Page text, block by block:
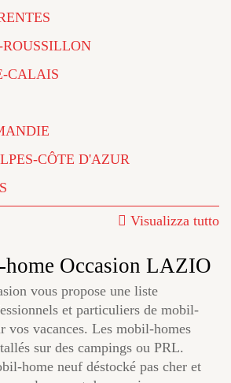
CALAIS
CÔTE D'AZUR
Visualizza tutto
Occasion LAZIO
vous propose une liste
et particuliers de mobil-
vos vacances. Les mobil-homes
sur des campings ou PRL.
home neuf déstocké pas cher et